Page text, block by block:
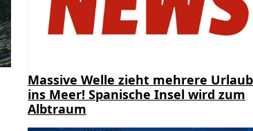
Massive Welle zieht mehrere
ins Meer! Spanische Insel wird zum
Albtraum